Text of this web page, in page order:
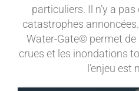
particuliers. Il n’y a
catastrophes
Water-Gate© permet de
crues et les inondations
l’enjeu est